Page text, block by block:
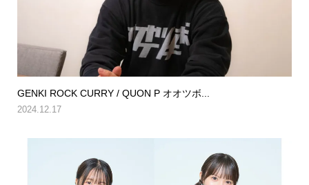
GENKI ROCK CURRY / QUON P オオツボ...
2024.12.17